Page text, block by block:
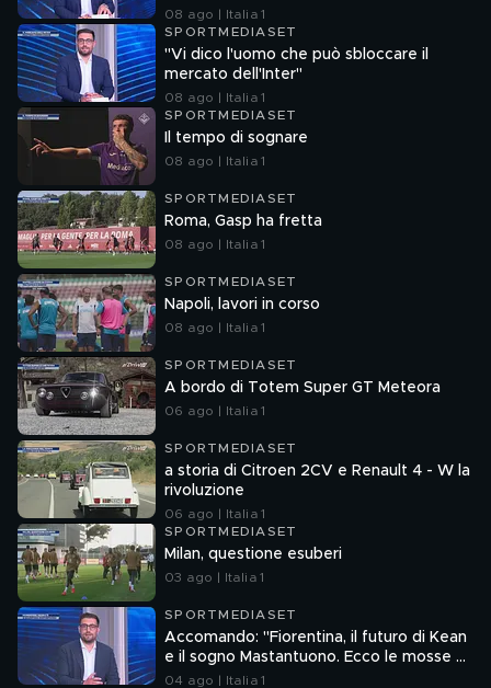
Liverpool"
08 ago | Italia 1
SPORTMEDIASET
"Vi dico l'uomo che può sbloccare il
mercato dell'Inter"
08 ago | Italia 1
SPORTMEDIASET
Il tempo di sognare
08 ago | Italia 1
SPORTMEDIASET
Roma, Gasp ha fretta
08 ago | Italia 1
SPORTMEDIASET
Napoli, lavori in corso
08 ago | Italia 1
SPORTMEDIASET
A bordo di Totem Super GT Meteora
06 ago | Italia 1
SPORTMEDIASET
a storia di Citroen 2CV e Renault 4 - W la
rivoluzione
06 ago | Italia 1
SPORTMEDIASET
Milan, questione esuberi
03 ago | Italia 1
SPORTMEDIASET
Accomando: "Fiorentina, il futuro di Kean
e il sogno Mastantuono. Ecco le mosse di
Como e Roma"
04 ago | Italia 1